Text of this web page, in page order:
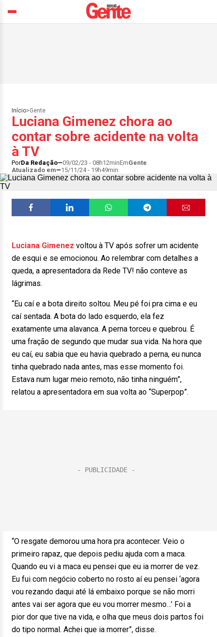
Início>Gente
Luciana Gimenez chora ao
contar sobre acidente na volta
à TV
PorDa Redação 09/02/23 - 08h12minEmGente
Atualizado em
15/11/24 - 19h49min
Luciana Gimenez voltou à TV após sofrer um acidente
de esqui e se emocionou. Ao relembrar com detalhes a
queda, a apresentadora da Rede TV! não conteve as
lágrimas.
“Eu caí e a bota direito soltou. Meu pé foi pra cima e eu
caí sentada. A bota do lado esquerdo, ela fez
exatamente uma alavanca. A perna torceu e quebrou. É
uma fração de segundo que mudar sua vida. Na hora que
eu caí, eu sabia que eu havia quebrado a perna, eu nunca
tinha quebrado nada antes, mas esse momento foi.
Estava num lugar meio remoto, não tinha ninguém”,
relatou a apresentadora em sua volta ao “Superpop”.
“O resgate demorou uma hora pra acontecer. Veio o
primeiro rapaz, que depois pediu ajuda com a maca.
Quando eu vi a maca eu pensei que eu ia morrer de vez.
Eu fui com negócio coberto no rosto aí eu pensei ‘agora
vou rezando daqui até lá embaixo porque se não morri
antes vai ser agora que eu vou morrer mesmo…’ Foi a
pior dor que tive na vida, e olha que meus dois partos foi
do tipo normal. Achei que ia morrer”, disse.